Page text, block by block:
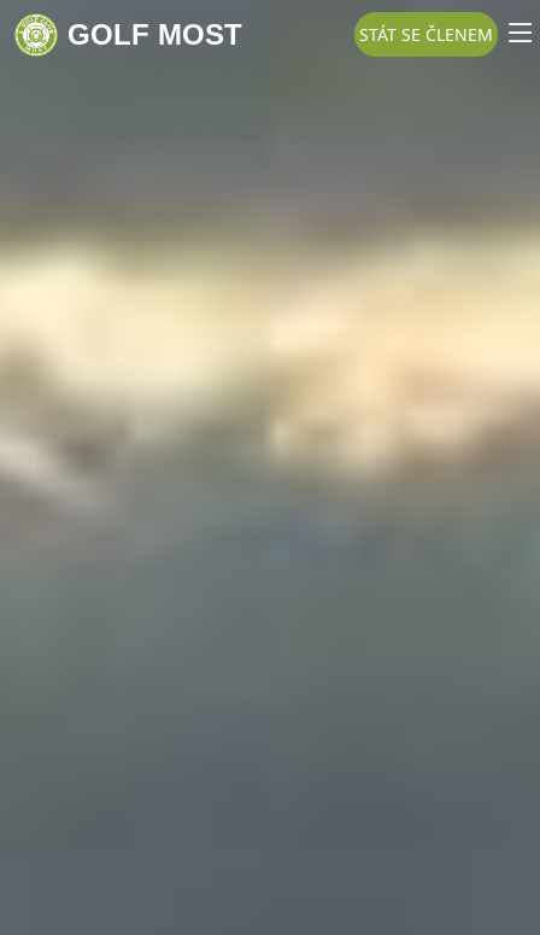
GOLF MOST STÁT SE ČLENEM